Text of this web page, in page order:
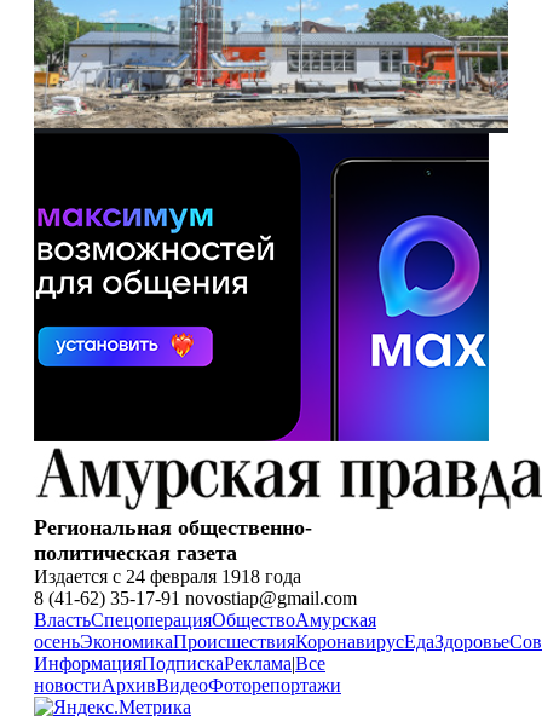
Региональная общественно-
политическая газета
Издается с 24 февраля 1918 года
8 (41-62) 35-17-91 novostiap@gmail.com
ВластьСпецоперацияОбществоАмурская
осеньЭкономикаПроисшествияКоронавирусЕдаЗдоровье
ИнформацияПодпискаРеклама|Все
новостиАрхивВидеоФоторепортажи